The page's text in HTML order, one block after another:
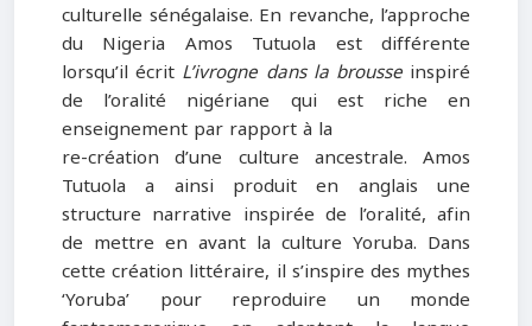
culturelle sénégalaise. En revanche, l’approche
du Nigeria Amos Tutuola est différente
lorsqu’il écrit L’ivrogne dans la brousse inspiré
de l’oralité nigériane qui est riche en
enseignement par rapport à la
re-création d’une culture ancestrale. Amos
Tutuola a ainsi produit en anglais une
structure narrative inspirée de l’oralité, afin
de mettre en avant la culture Yoruba. Dans
cette création littéraire, il s’inspire des mythes
‘Yoruba’ pour reproduire un monde